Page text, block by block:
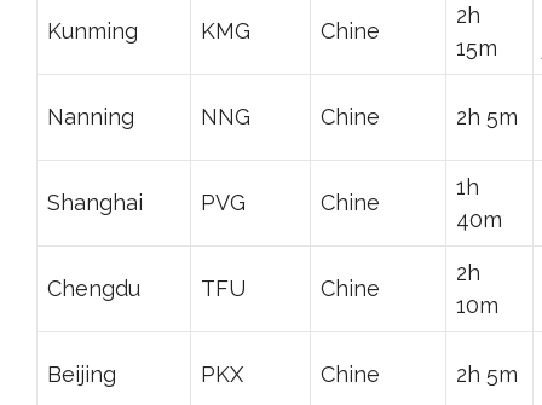
Kunming KMG Chine
2h
15m
Nanning NNG Chine 2h 5m
Shanghai PVG Chine
1h
40m
Chengdu TFU Chine
2h
10m
Beijing PKX Chine 2h 5m